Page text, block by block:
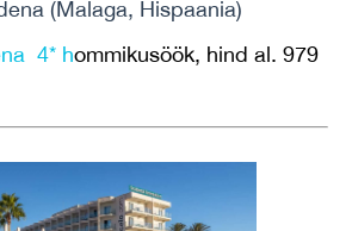
4* hommikusöök, hind al. 979